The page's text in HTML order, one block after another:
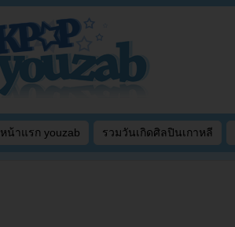
หน้าแรก youzab รวมวันเกิดศิลปินเกาหลี